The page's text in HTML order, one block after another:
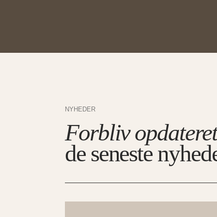
NYHEDER
Forbliv
de seneste